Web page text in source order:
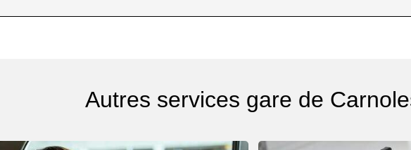
Autres services gare de